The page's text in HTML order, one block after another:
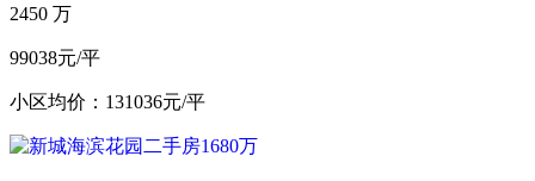
2450 万
99038元/平
小区均价：131036元/平